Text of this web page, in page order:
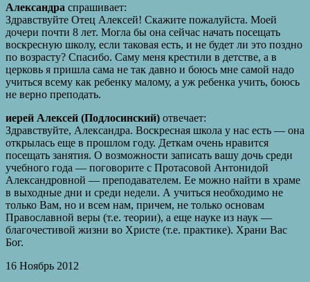
Александра спрашивает:
Здравствуйте Отец Алексей! Скажите пожалуйста. Моей
дочери почти 8 лет. Могла бы она сейчас начать посещать
воскресную школу, если таковая есть, и не будет ли это поздно
по возрасту? Спасибо. Саму меня крестили в детстве, а в
церковь я пришла сама не так давно и боюсь мне самой надо
учиться всему как ребенку малому, а уж ребенка учить, боюсь
не верно преподать.
иерей Алексей (Подлосинский) отвечает:
Здравствуйте, Александра. Воскресная школа у нас есть — она
открылась еще в прошлом году. Деткам очень нравится
посещать занятия. О возможности записать вашу дочь среди
учебного года — поговорите с Протасовой Антонидой
Александровной — преподавателем. Ее можно найти в храме
в выходные дни и среди недели. А учиться необходимо не
только Вам, но и всем нам, причем, не только основам
Православной веры (т.е. теории), а еще науке из наук —
благочестивой жизни во Христе (т.е. практике). Храни Вас
Бог.
16 Ноябрь 2012